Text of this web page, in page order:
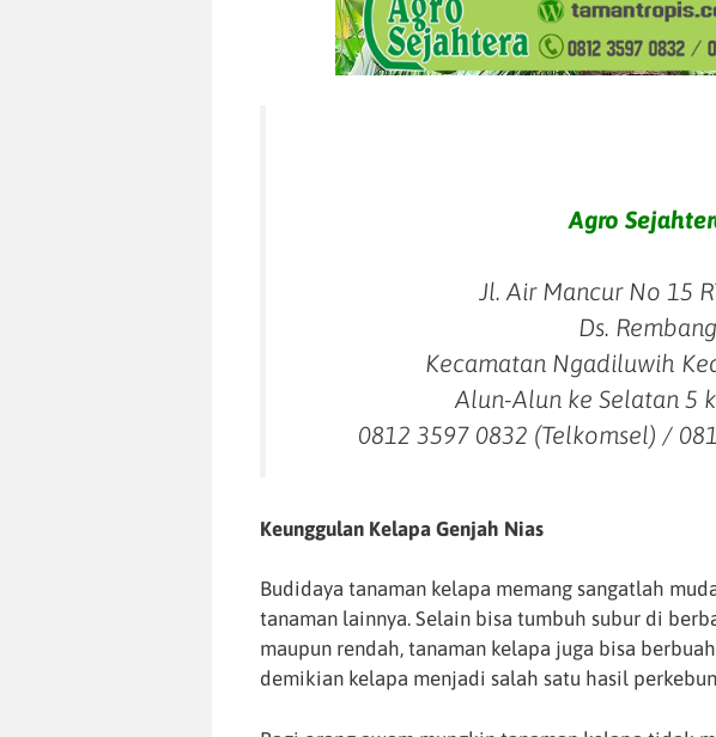
Agro
Jl. Air Mancur No 15
Ds. Rembang
Kecamatan Ngadiluwih
Alun-Alun ke Selatan 5
0812 3597 0832 (Telkomsel) /
Keunggulan Kelapa Genjah Nias
Budidaya tanaman kelapa memang sangatlah
tanaman lainnya. Selain bisa tumbuh subur di
maupun rendah, tanaman kelapa juga bisa
demikian kelapa menjadi salah satu hasil